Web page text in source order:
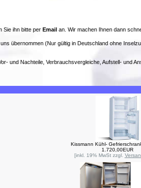
Sie ihn bitte per Email an. Wir machen Ihnen dann
übernommen (Nur gültig in Deutschland ohne
und Nachteile, Verbrauchsvergleiche, Aufstell- und
Kissmann Kühl-
1.720,00EUR
[inkl. 19% MwSt zzgl.